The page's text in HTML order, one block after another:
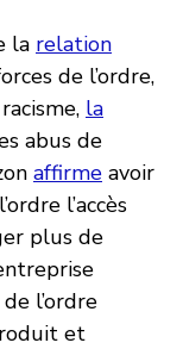
la relation
de l’ordre,
la
abus de
affirme avoir
l’accès
plus de
l’ordre
et